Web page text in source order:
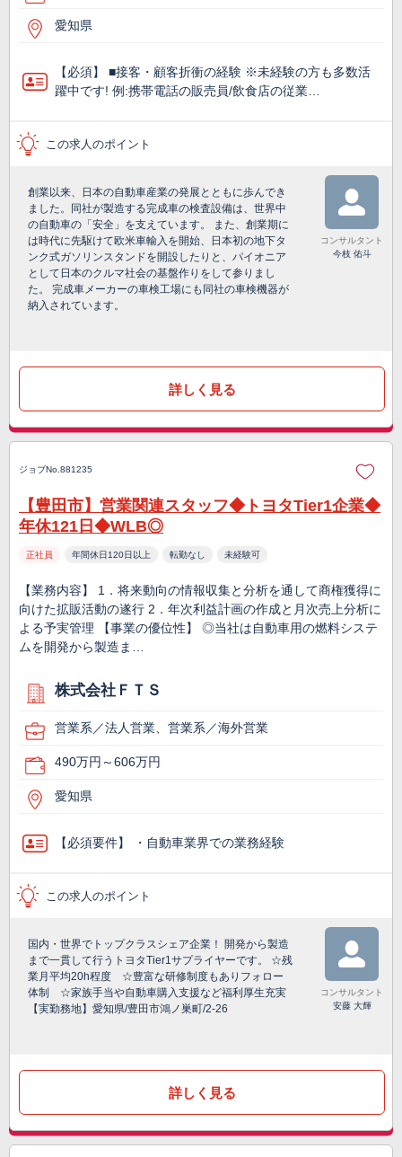
愛知県
【必須】 ■接客・顧客折衝の経験 ※未経験の方も多数活
躍中です! 例:携帯電話の販売員/飲食店の従業…
この求人のポイント
創業以来、日本の自動車産業の発展とともに歩んでき
ました。同社が製造する完成車の検査設備は、世界中
の自動車の「安全」を支えています。 また、創業期に
は時代に先駆けて欧米車輸入を開始、日本初の地下タ
ンク式ガソリンスタンドを開設したりと、パイオニア
として日本のクルマ社会の基盤作りをして参りまし
た。 完成車メーカーの車検工場にも同社の車検機器が
納入されています。
コンサルタント
今枝 佑斗
詳しく見る
ジョブNo.881235
【豊田市】営業関連スタッフ◆トヨタTier1企業◆
年休121日◆WLB◎
正社員 年間休日120日以上 転勤なし 未経験可
【業務内容】 1．将来動向の情報収集と分析を通して商権獲得に
向けた拡販活動の遂行 2．年次利益計画の作成と月次売上分析に
よる予実管理 【事業の優位性】 ◎当社は自動車用の燃料システ
ムを開発から製造ま…
株式会社ＦＴＳ
営業系／法人営業、営業系／海外営業
490万円～606万円
愛知県
【必須要件】 ・自動車業界での業務経験
この求人のポイント
国内・世界でトップクラスシェア企業！ 開発から製造
まで一貫して行うトヨタTier1サプライヤーです。 ☆残
業月平均20h程度 ☆豊富な研修制度もありフォロー
体制 ☆家族手当や自動車購入支援など福利厚生充実
【実勤務地】愛知県/豊田市鴻ノ巣町/2-26
コンサルタント
安藤 大輝
詳しく見る